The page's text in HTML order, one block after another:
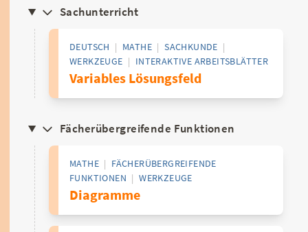
Sachunterricht
DEUTSCH | MATHE | SACHKUNDE |
WERKZEUGE | INTERAKTIVE ARBEITSBLÄTTER
Variables Lösungsfeld
Fächerübergreifende Funktionen
MATHE | FÄCHERÜBERGREIFENDE
FUNKTIONEN | WERKZEUGE
Diagramme